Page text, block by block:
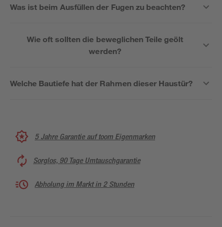
Was ist beim Ausfüllen der Fugen zu beachten?
Wie oft sollten die beweglichen Teile geölt
werden?
Welche Bautiefe hat der Rahmen dieser Haustür?
5 Jahre Garantie auf toom Eigenmarken
Sorglos, 90 Tage Umtauschgarantie
Abholung im Markt in 2 Stunden